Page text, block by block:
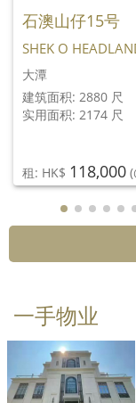
石澳山仔15号
SHEK O
大潭
建筑面积: 2880 尺
实用面积: 2174 尺
租: HK$ 118,000
一手物业